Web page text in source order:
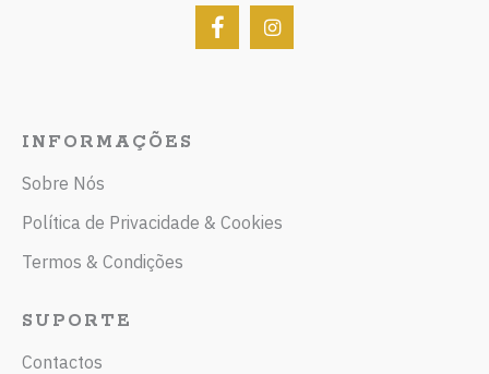
INFORMAÇÕES
Sobre Nós
Política de Privacidade & Cookies
Termos & Condições
SUPORTE
Contactos